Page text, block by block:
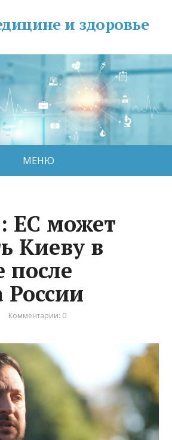
и здоровье
МЕНЮ
ЕС может
Киеву в
после
России
Комментарии: 0